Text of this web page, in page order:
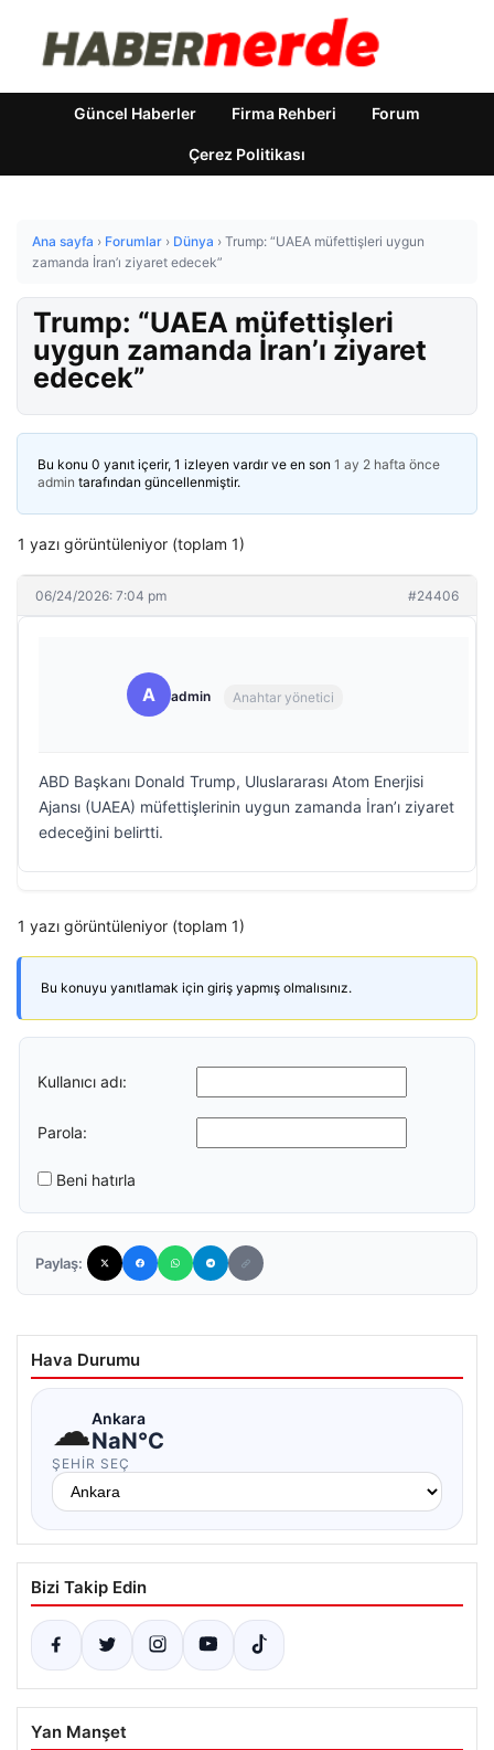
Güncel Haberler Firma Rehberi Forum
Çerez Politikası
Ana sayfa › Forumlar › Dünya › Trump: “UAEA müfettişleri uygun
zamanda İran’ı ziyaret edecek”
Trump: “UAEA müfettişleri
uygun zamanda İran’ı ziyaret
edecek”
Bu konu 0 yanıt içerir, 1 izleyen vardır ve en son 1 ay 2 hafta önce
admin tarafından güncellenmiştir.
1 yazı görüntüleniyor (toplam 1)
06/24/2026: 7:04 pm #24406
A admin Anahtar yönetici
ABD Başkanı Donald Trump, Uluslararası Atom Enerjisi
Ajansı (UAEA) müfettişlerinin uygun zamanda İran’ı ziyaret
edeceğini belirtti.
1 yazı görüntüleniyor (toplam 1)
Bu konuyu yanıtlamak için giriş yapmış olmalısınız.
Kullanıcı adı:
Parola:
Beni hatırla
Paylaş:
Hava Durumu
☁Ankara
NaN°C
ŞEHIR SEÇ
Bizi Takip Edin
Yan Manşet